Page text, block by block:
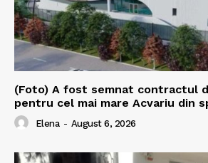
(Foto) A fost semnat contractul
pentru cel mai mare Acvariu din
Elena - August 6, 2026